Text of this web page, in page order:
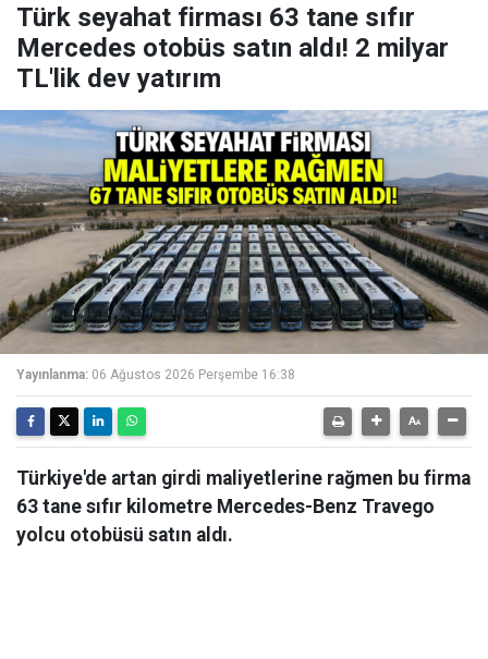
Türk seyahat firması 63 tane sıfır
Mercedes otobüs satın aldı! 2 milyar
TL'lik dev yatırım
Yayınlanma: 06 Ağustos 2026 Perşembe 16:38
Türkiye'de artan girdi maliyetlerine rağmen bu firma
63 tane sıfır kilometre Mercedes-Benz Travego
yolcu otobüsü satın aldı.